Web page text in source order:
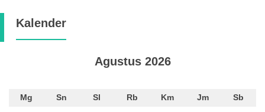
Kalender
Agustus 2026
Mg Sn Sl Rb Km Jm Sb